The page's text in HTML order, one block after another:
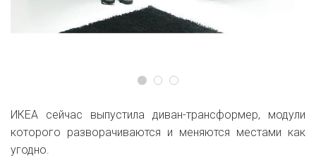
ИКЕА сейчас выпустила диван-трансформер, модули
которого разворачиваются и меняются местами как
угодно.